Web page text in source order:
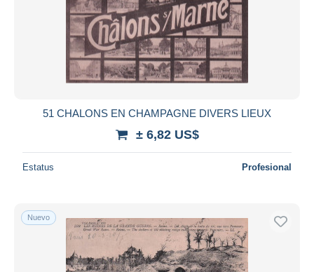
51 CHALONS EN CHAMPAGNE DIVERS LIEUX
± 6,82 US$
Estatus Profesional
Nuevo